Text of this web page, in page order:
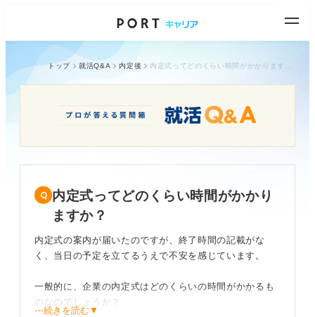
トップ 就活Q&A 内定後
内定式ってどのくらい時間がかかり
ますか？
内定式の案内が届いたのですが、終了時間の記載がな
く、当日の予定を立てるうえで不安を感じています。
一般的に、企業の内定式はどのくらいの時間がかかるも
のなのでしょうか？
⋯続きを読む▼